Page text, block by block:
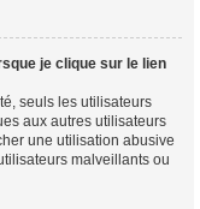
je clique sur le lien
seuls les utilisateurs
aux autres utilisateurs
une utilisation abusive
malveillants ou